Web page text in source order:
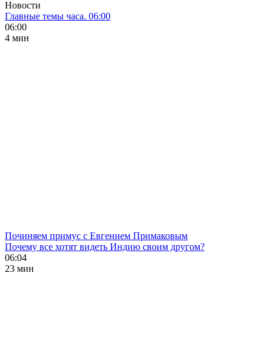
Новости
Главные темы часа. 06:00
06:00
4 мин
Починяем примус с Евгением Примаковым
Почему все хотят видеть Индию своим другом?
06:04
23 мин